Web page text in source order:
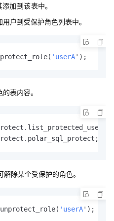
加到该表中。
户到受保护角色列表中。
'userA');
表内容。
解除某个受保护的角色。
'userA');